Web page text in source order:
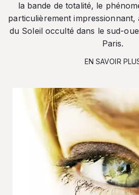
la bande de totalité, le
particulièrement impressionnant,
du Soleil occulté dans le sud-
Paris.
EN SAVOIR